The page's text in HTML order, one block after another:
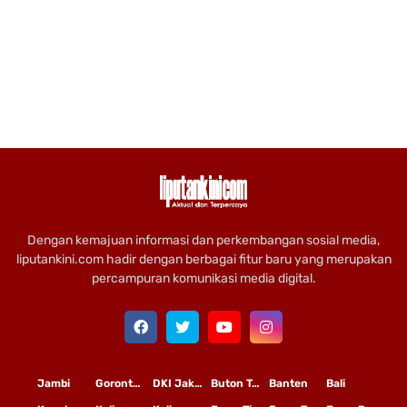
Dengan kemajuan informasi dan perkembangan sosial media,
liputankini.com hadir dengan berbagai fitur baru yang merupakan
percampuran komunikasi media digital.
Bali
Banten
Buton Tengah
DKI Jakarta
Gorontalo
Jambi